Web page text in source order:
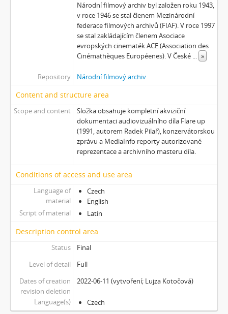
[Subseries] Magnety
[Subseries] Wet Video
[Subseries] Muránská Zdychava
[Subseries] Meditace
[Subseries] O velikosti významu
[Subseries] Bílá skála
[Subseries] Hortvs Winariencis Mayrav
[Subseries] Marienbad
[Subseries] Somnia Molitori / Miller’s visions
[Subseries] Na vrcholu / Zebín
[Subseries] Tvář
[Subseries] Kosmické turbulence
[Subseries] Cosmos – Křižíkova fontána
Národní filmový archiv byl založen roku 1943,
v roce 1946 se stal členem Mezinárodní
federace filmových archivů (FIAF). V roce 1997
se stal zakládajícím členem Asociace
evropských cinematék ACE (Association des
Cinémathèques Européenes). V České ... »
Repository Národní filmový archiv
Content and structure area
Scope and content
Složka obsahuje kompletní akviziční
dokumentaci audiovizuálního díla Flare up
(1991, autorem Radek Pilař), konzervátorskou
zprávu a MediaInfo reporty autorizované
reprezentace a archivního masteru díla.
Conditions of access and use area
Language of
material
Czech
English
Script of material
Latin
Description control area
Status
Final
Level of detail
Full
Dates of creation
revision deletion
2022-06-11 (vytvoření; Lujza Kotočová)
Language(s) Czech